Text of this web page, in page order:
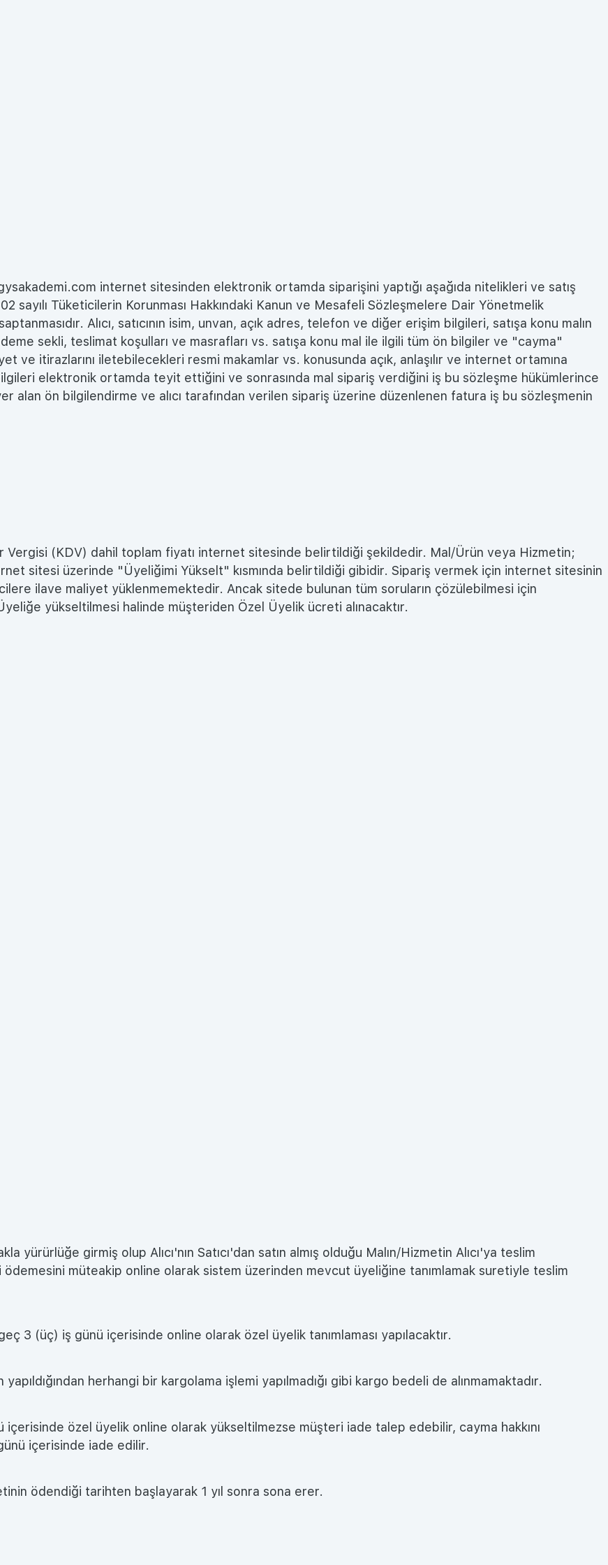
internet sitesinden elektronik ortamda siparişini yaptığı aşağıda nitelikleri ve satış
sayılı Tüketicilerin Korunması Hakkındaki Kanun ve Mesafeli Sözleşmelere Dair Yönetmelik
Alıcı, satıcının isim, unvan, açık adres, telefon ve diğer erişim bilgileri, satışa konu malın
sekli, teslimat koşulları ve masrafları vs. satışa konu mal ile ilgili tüm ön bilgiler ve "cayma"
ve itirazlarını iletebilecekleri resmi makamlar vs. konusunda açık, anlaşılır ve internet ortamına
elektronik ortamda teyit ettiğini ve sonrasında mal sipariş verdiğini iş bu sözleşme hükümlerince
alan ön bilgilendirme ve alıcı tarafından verilen sipariş üzerine düzenlenen fatura iş bu sözleşmenin
(KDV) dahil toplam fiyatı internet sitesinde belirtildiği şekildedir. Mal/Ürün veya Hizmetin;
sitesi üzerinde "Üyeliğimi Yükselt" kısmında belirtildiği gibidir. Sipariş vermek için internet sitesinin
ilave maliyet yüklenmemektedir. Ancak sitede bulunan tüm soruların çözülebilmesi için
yükseltilmesi halinde müşteriden Özel Üyelik ücreti alınacaktır.
yürürlüğe girmiş olup Alıcı'nın Satıcı'dan satın almış olduğu Malın/Hizmetin Alıcı'ya teslim
ödemesini müteakip online olarak sistem üzerinden mevcut üyeliğine tanımlamak suretiyle teslim
3 (üç) iş günü içerisinde online olarak özel üyelik tanımlaması yapılacaktır.
herhangi bir kargolama işlemi yapılmadığı gibi kargo bedeli de alınmamaktadır.
özel üyelik online olarak yükseltilmezse müşteri iade talep edebilir, cayma hakkını
içerisinde iade edilir.
ödendiği tarihten başlayarak 1 yıl sonra sona erer.